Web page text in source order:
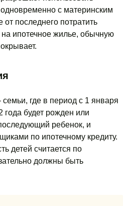
с материнским
последнего потратить
ипотечное жилье, обычную
где в период с 1 января
года будет рожден или
ребенок, и
по ипотечному кредиту.
детей считается по
должны быть